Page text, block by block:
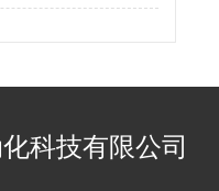
科技有限公司